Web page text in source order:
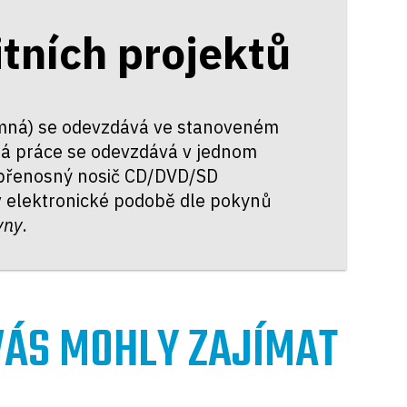
projektů
se odevzdává ve stanoveném
práce se odevzdává v jednom
nosič CD/DVD/SD
podobě dle pokynů
.
MOHLY ZAJÍMAT